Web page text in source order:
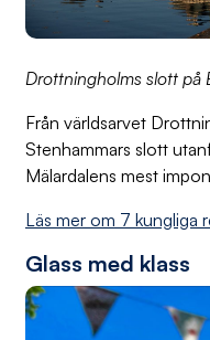
Drottningholms slott på
Från världsarvet
Stenhammars slott
Mälardalens mest
Läs mer om 7 kungliga
Glass med klass